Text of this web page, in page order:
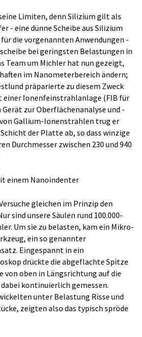
Limiten, denn Silizium gilt als
- eine dünne Scheibe aus Silizium
die vorgenannten Anwendungen -
bei geringsten Belastungen in
Team um Michler hat nun gezeigt,
im Nanometerbereich ändern;
präparierte zu diesem Zweck
Ionenfeinstrahlanlage (FIB für
Gerät zur Oberflächenanalyse und -
Gallium-Ionenstrahlen trug er
der Platte ab, so dass winzige
Durchmesser zwischen 230 und 940
einem Nanoindenter
gleichen im Prinzip den
sind unsere Säulen rund 100.000-
Um sie zu belasten, kam ein Mikro-
ein so genannter
Eingespannt in ein
drückte die abgeflachte Spitze
von oben in Längsrichtung auf die
kontinuierlich gemessen.
unter Belastung Risse und
zeigten also das typisch spröde